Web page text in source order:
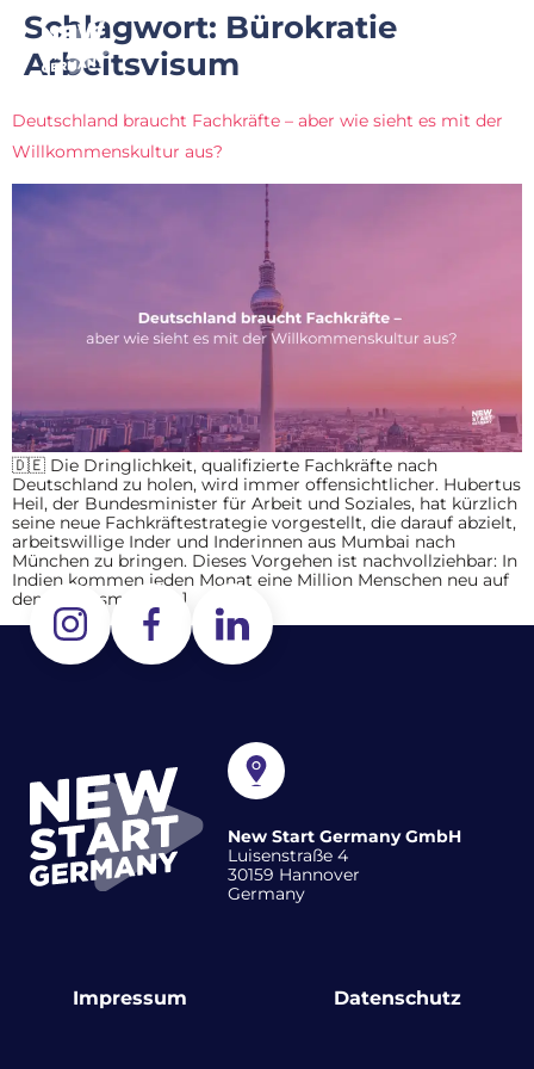
Schlagwort: Bürokratie
Arbeitsvisum
Deutschland braucht Fachkräfte – aber wie sieht es mit der
Willkommenskultur aus?
🇩🇪 Die Dringlichkeit, qualifizierte Fachkräfte nach
Deutschland zu holen, wird immer offensichtlicher. Hubertus
Heil, der Bundesminister für Arbeit und Soziales, hat kürzlich
seine neue Fachkräftestrategie vorgestellt, die darauf abzielt,
arbeitswillige Inder und Inderinnen aus Mumbai nach
München zu bringen. Dieses Vorgehen ist nachvollziehbar: In
Indien kommen jeden Monat eine Million Menschen neu auf
den Arbeitsmarkt, […]
New Start Germany GmbH
Luisenstraße 4
30159 Hannover
Germany
Impressum Datenschutz